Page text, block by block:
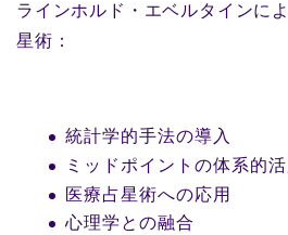
ラインホルド・エベルタインに
星術：
統計学的手法の導入
ミッドポイントの体系的活
医療占星術への応用
心理学との融合